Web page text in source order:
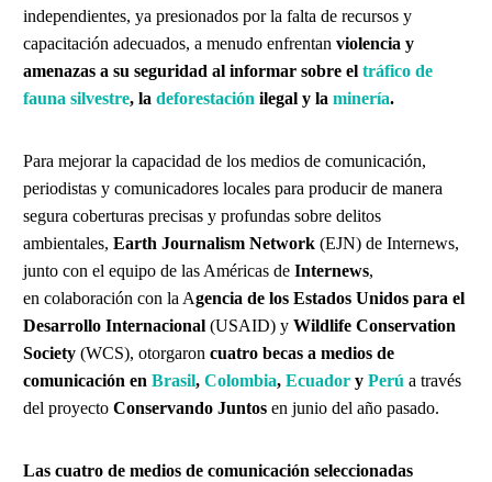
independientes, ya presionados por la falta de recursos y
capacitación adecuados, a menudo enfrentan violencia y
amenazas a su seguridad al informar sobre el tráfico de
fauna silvestre, la deforestación ilegal y la minería.
Para mejorar la capacidad de los medios de comunicación,
periodistas y comunicadores locales para producir de manera
segura coberturas precisas y profundas sobre delitos
ambientales, Earth Journalism Network (EJN) de Internews,
junto con el equipo de las Américas de Internews,
en colaboración con la Agencia de los Estados Unidos para el
Desarrollo Internacional (USAID) y Wildlife Conservation
Society (WCS), otorgaron cuatro becas a medios de
comunicación en Brasil, Colombia, Ecuador y Perú a través
del proyecto Conservando Juntos en junio del año pasado.
Las cuatro de medios de comunicación seleccionadas